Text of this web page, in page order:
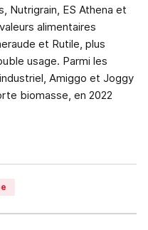
Nutrigrain, ES Athena et
alimentaires
et Rutile, plus
usage. Parmi les
Amiggo et Joggy
biomasse, en 2022